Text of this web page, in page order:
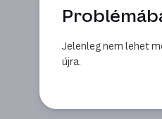
Jelenleg nem lehet
újra.